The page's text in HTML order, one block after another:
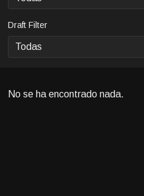
Draft Filter
No se ha encontrado nada.